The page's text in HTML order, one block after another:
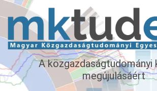
A
megújulásáért